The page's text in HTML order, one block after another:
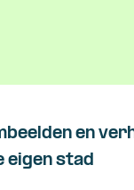
en
eigen stad